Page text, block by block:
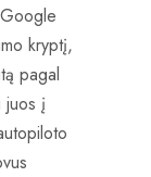
kryptį,
pagal
juos į